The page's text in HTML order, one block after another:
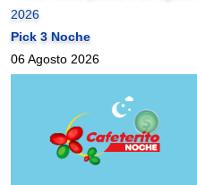
2026
Pick 3 Noche
06 Agosto 2026